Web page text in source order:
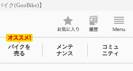
ク(GooBike)】
バイクを
売る
メンテ
ナンス
コミュ
ニティ